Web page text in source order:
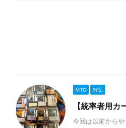
MTG 雑記
【統率者用
今回は以前から